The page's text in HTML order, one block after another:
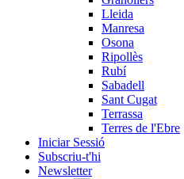
Lleida
Manresa
Osona
Ripollès
Rubí
Sabadell
Sant Cugat
Terrassa
Terres de l'Ebre
Iniciar Sessió
Subscriu-t'hi
Newsletter